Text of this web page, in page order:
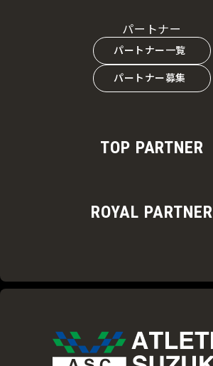
パートナー
パートナー一覧
パートナー募集
TOP PARTNER
ROYAL PARTNER